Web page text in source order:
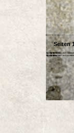
Seiten